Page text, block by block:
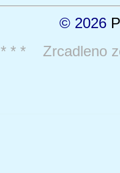
© 2026
* * * Zrcadleno